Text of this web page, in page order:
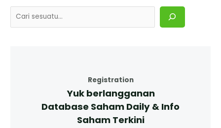
Registration
Yuk berlangganan
Database Saham Daily & Info
Saham Terkini